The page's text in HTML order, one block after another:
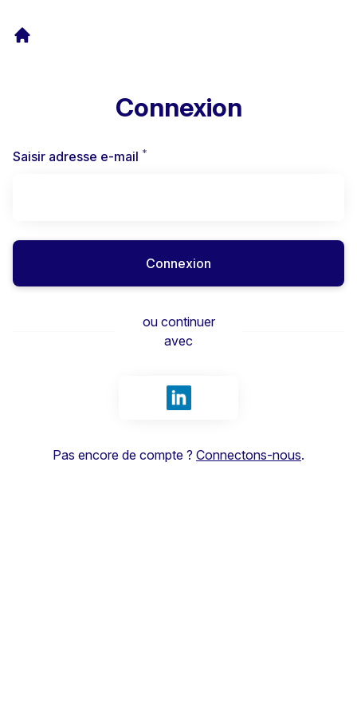
Connexion
Saisir adresse e-mail *
Connexion
ou continuer
avec
Se connecter avec LinkedIn
Pas encore de compte ? Connectons-nous.